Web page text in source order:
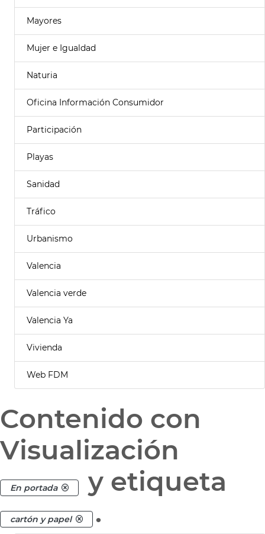
Mayores
Mujer e Igualdad
Naturia
Oficina Información Consumidor
Participación
Playas
Sanidad
Tráfico
Urbanismo
Valencia
Valencia verde
Valencia Ya
Vivienda
Web FDM
Contenido con
Visualización
En portada y etiqueta
cartón y papel .